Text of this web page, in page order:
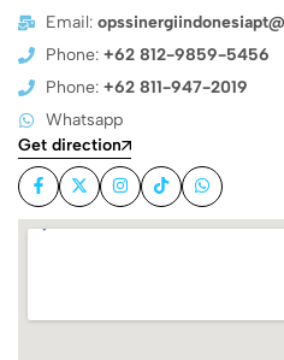
Email:
Phone: +62 812-9859-5456
Phone: +62 811-947-2019
Whatsapp
Get direction